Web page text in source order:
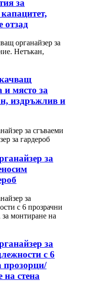
за
отзад
и място за
издръжлив и
за
за
с 6
прозорци/
на стена